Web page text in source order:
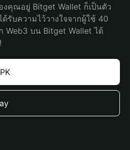
งคุณอยู่ Bitget Wallet ก็เป็นตัว
รับความไว้วางใจจากผู้ใช้ 40
บน Bitget Wallet ได้